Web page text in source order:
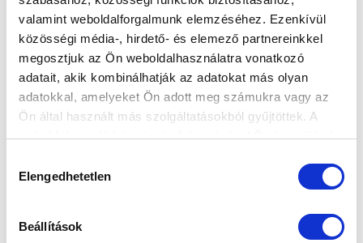
valamint weboldalforgalmunk elemzéséhez. Ezenkívül
közösségi média-, hirdető- és elemező partnereinkkel
megosztjuk az Ön weboldalhasználatra vonatkozó
adatait, akik kombinálhatják az adatokat más olyan
adatokkal, amelyeket Ön adott meg számukra vagy az
Ön által használt más szolgáltatásokból gyűjtöttek. A
weboldalon való böngészés folytatásával Ön hozzájárul a
kiválasztása
Elengedhetetlen
Beállítások
Elfogadom azAdatvédelmi tájékoztatót!
FELIRATKOZOM